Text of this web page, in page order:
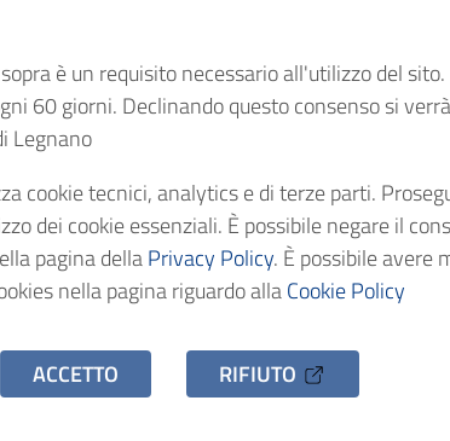
è un requisito necessario all'utilizzo del
60 giorni. Declinando questo consenso si
Legnano
cookie tecnici, analytics e di terze parti.
dei cookie essenziali. È possibile negare il
pagina dellaPrivacy Policy. È possibile avere
nella pagina riguardo allaCookie Policy
ACCETTO RIFIUTO
1
Uso